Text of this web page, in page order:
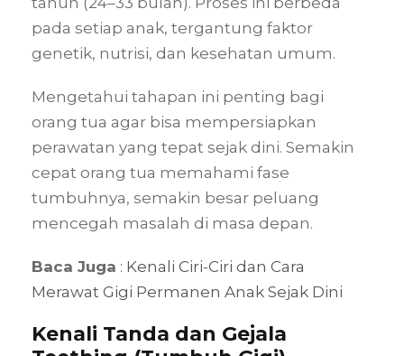
pada setiap anak, tergantung faktor
genetik, nutrisi, dan kesehatan umum.
Mengetahui tahapan ini penting bagi
orang tua agar bisa mempersiapkan
perawatan yang tepat sejak dini. Semakin
cepat orang tua memahami fase
tumbuhnya, semakin besar peluang
mencegah masalah di masa depan.
Baca Juga : Kenali Ciri-Ciri dan Cara
Merawat Gigi Permanen Anak Sejak Dini
Kenali Tanda dan Gejala